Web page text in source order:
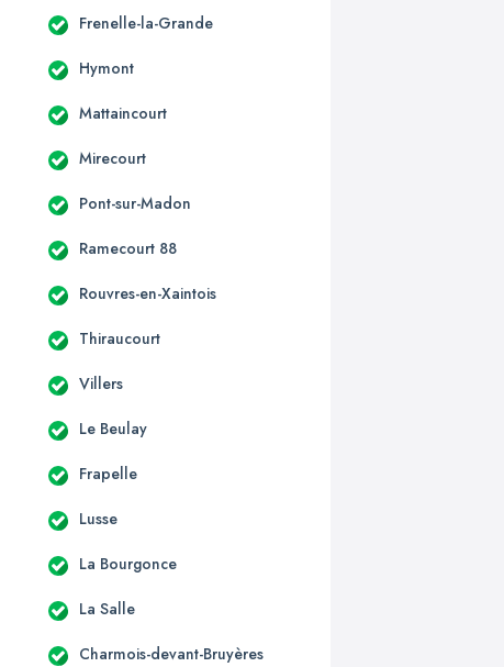
Frenelle-la-Grande
Hymont
Mattaincourt
Mirecourt
Pont-sur-Madon
Ramecourt 88
Rouvres-en-Xaintois
Thiraucourt
Villers
Le Beulay
Frapelle
Lusse
La Bourgonce
La Salle
Charmois-devant-Bruyères